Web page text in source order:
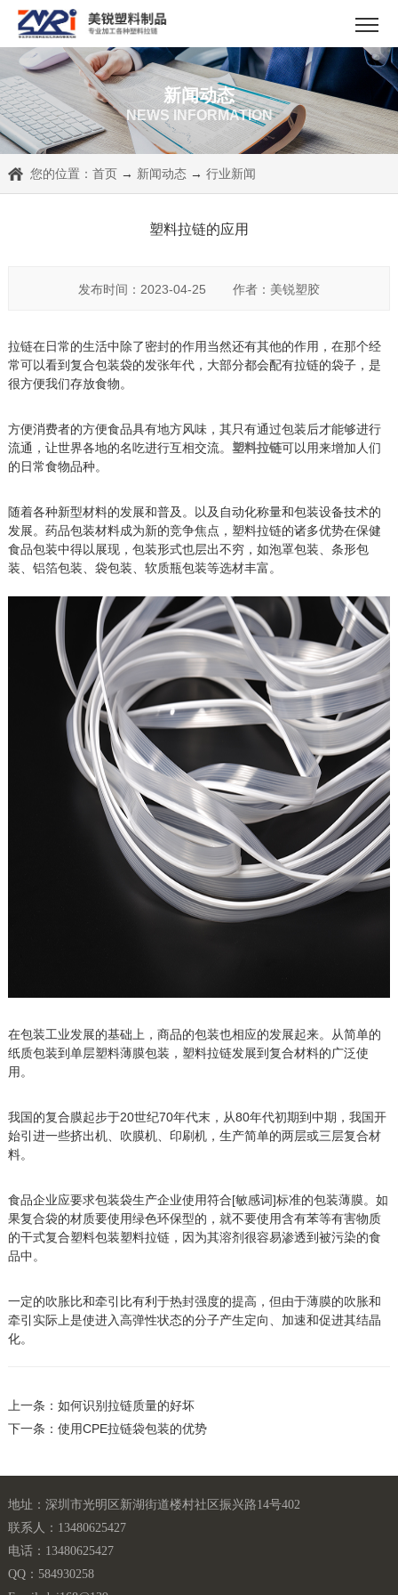
新闻动态
NEWS INFORMATION
您的位置： 首页→ 新闻动态→ 行业新闻
塑料拉链的应用
发布时间：2023-04-25 作者：美锐塑胶
拉链在日常的生活中除了密封的作用当然还有其他的作用，在那个经
常可以看到复合包装袋的发张年代，大部分都会配有拉链的袋子，是
很方便我们存放食物。
方便消费者的方便食品具有地方风味，其只有通过包装后才能够进行
流通，让世界各地的名吃进行互相交流。 塑料拉链可以用来增加人们
的日常食物品种。
随着各种新型材料的发展和普及。以及自动化称量和包装设备技术的
发展。药品包装材料成为新的竞争焦点，塑料拉链的诸多优势在保健
食品包装中得以展现，包装形式也层出不穷，如泡罩包装、条形包
装、铝箔包装、袋包装、软质瓶包装等选材丰富。
在包装工业发展的基础上，商品的包装也相应的发展起来。从简单的
纸质包装到单层塑料薄膜包装，塑料拉链发展到复合材料的广泛使
用。
我国的复合膜起步于20世纪70年代末，从80年代初期到中期，我国开
始引进一些挤出机、吹膜机、印刷机，生产简单的两层或三层复合材
料。
食品企业应要求包装袋生产企业使用符合[敏感词]标准的包装薄膜。如
果复合袋的材质要使用绿色环保型的，就不要使用含有苯等有害物质
的干式复合塑料包装塑料拉链，因为其溶剂很容易渗透到被污染的食
品中。
一定的吹胀比和牵引比有利于热封强度的提高，但由于薄膜的吹胀和
牵引实际上是使进入高弹性状态的分子产生定向、加速和促进其结晶
化。
上一条：如何识别拉链质量的好坏
下一条：使用CPE拉链袋包装的优势
地址：深圳市光明区新湖街道楼村社区振兴路14号402
联系人：13480625427
电话：13480625427
QQ：584930258